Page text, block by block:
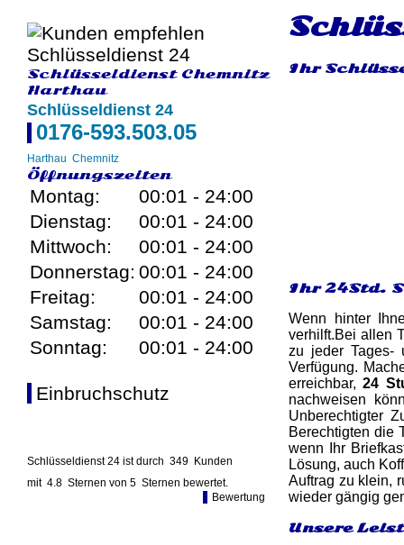
Schlüsseldienst Chemnitz
Harthau
Schlüsseldienst 24
0176-593.503.05
Harthau Chemnitz
Öffnungszeiten
Montag:
00:01 - 24:00
Dienstag:
00:01 - 24:00
Mittwoch:
00:01 - 24:00
Donnerstag: 00:01 - 24:00
Freitag:
00:01 - 24:00
Samstag:
00:01 - 24:00
Sonntag:
00:01 - 24:00
Einbruchschutz
Schlüsseldienst 24 ist durch 349 Kunden
mit 4.8 Sternen von 5 Sternen bewertet.
Bewertung
Ihr
Ihr 24Std.
Wenn hinter
verhilft.Bei allen
zu jeder Tages-
Verfügung.
erreichbar,24
nachweisen
Unberechtigter
Berechtigten die
wenn Ihr
Lösung, auch
Auftrag zu klein,
wieder gängig
Unsere